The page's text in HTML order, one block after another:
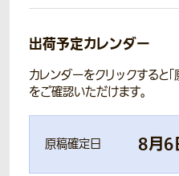
出荷予定カレンダー
カレンダーをクリックすると
をご確認いただけます。
原稿確定日 8月6